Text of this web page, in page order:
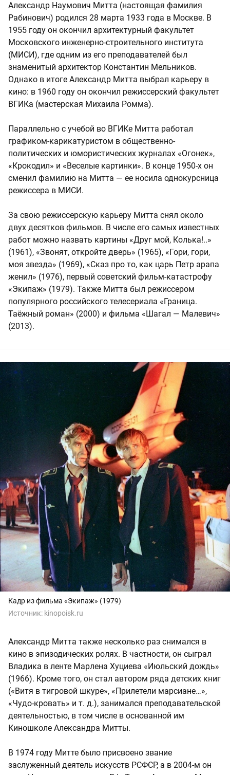
Александр Наумович Митта (настоящая фамилия
Рабинович) родился 28 марта 1933 года в Москве. В
1955 году он окончил архитектурный факультет
Московского инженерно-строительного института
(МИСИ), где одним из его преподавателей был
знаменитый архитектор Константин Мельников.
Однако в итоге Александр Митта выбрал карьеру в
кино: в 1960 году он окончил режиссерский факультет
ВГИКа (мастерская Михаила Ромма).
Параллельно с учебой во ВГИКе Митта работал
графиком-карикатуристом в общественно-
политических и юмористических журналах «Огонек»,
«Крокодил» и «Веселые картинки». В конце 1950-х он
сменил фамилию на Митта — ее носила однокурсница
режиссера в МИСИ.
За свою режиссерскую карьеру Митта снял около
двух десятков фильмов. В числе его самых известных
работ можно назвать картины «Друг мой, Колька!..»
(1961), «Звонят, откройте дверь» (1965), «Гори, гори,
моя звезда» (1969), «Сказ про то, как царь Петр арапа
женил» (1976), первый советский фильм-катастрофу
«Экипаж» (1979). Также Митта был режиссером
популярного российского телесериала «Граница.
Таёжный роман» (2000) и фильма «Шагал — Малевич»
(2013).
Кадр из фильма «Экипаж» (1979)
Источник: kinopoisk.ru
Александр Митта также несколько раз снимался в
кино в эпизодических ролях. В частности, он сыграл
Владика в ленте Марлена Хуциева «Июльский дождь»
(1966). Кроме того, он стал автором ряда детских книг
(«Витя в тигровой шкуре», «Прилетели марсиане…»,
«Чудо-кровать» и т. д.), занимался преподавательской
деятельностью, в том числе в основанной им
Киношколе Александра Митты.
В 1974 году Митте было присвоено звание
заслуженный деятель искусств РСФСР, а в 2004-м он